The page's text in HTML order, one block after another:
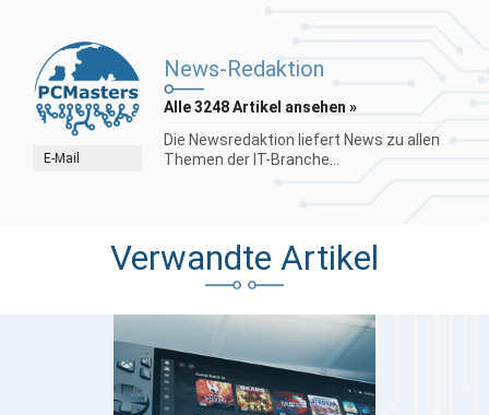
E-Mail
News-Redaktion
Alle 3248 Artikel ansehen »
Die Newsredaktion liefert News zu allen
Themen der IT-Branche...
Verwandte Artikel